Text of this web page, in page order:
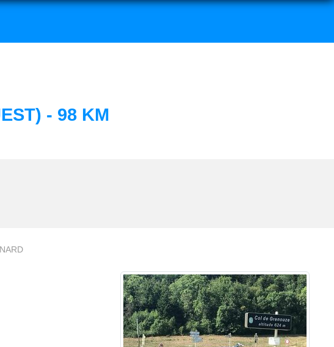
- 98 KM